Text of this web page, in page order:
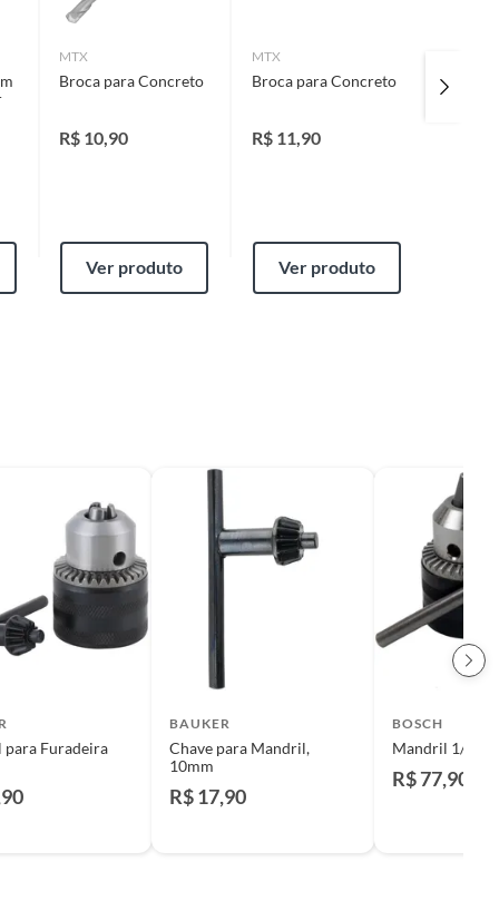
MTX
Broca para Concreto
R$ 10,90
Ver produto
MTX
Broca para Concreto
R$ 11,90
Ver produto
Jogo
Furadeira
BAUKER
Chave para Mandril,
10mm
R$ 17,90
BOSCH
Mandril 1/2"
R$ 77,90